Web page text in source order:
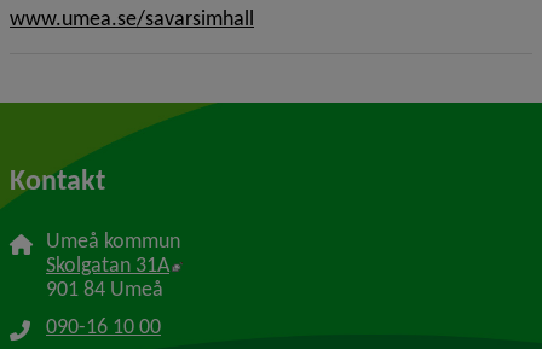
www.umea.se/savarsimhall
Kontakt
Umeå kommun
Skolgatan 31A Länk till annan webbplats, öppnas i nytt
901 84 Umeå
090-16 10 00